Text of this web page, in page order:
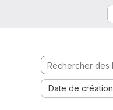
Date de création